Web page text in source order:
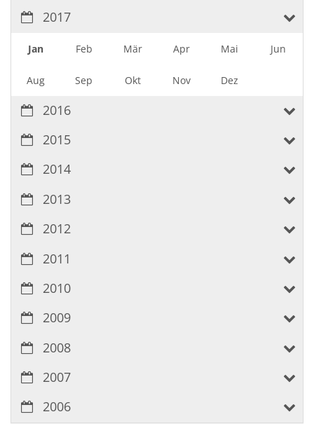
2017
Jan Feb Mär Apr Mai Jun
Aug Sep Okt Nov Dez
2016
2015
2014
2013
2012
2011
2010
2009
2008
2007
2006